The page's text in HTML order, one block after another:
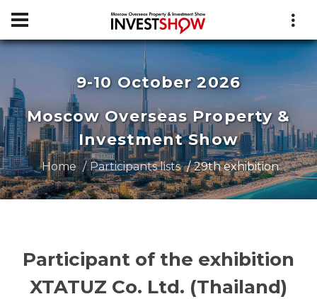
9-10 October 2026
Moscow Overseas Property &
Investment Show
Home Participants lists 29th exhibition
Participant of the exhibition
XTATUZ Co. Ltd. (Thailand)